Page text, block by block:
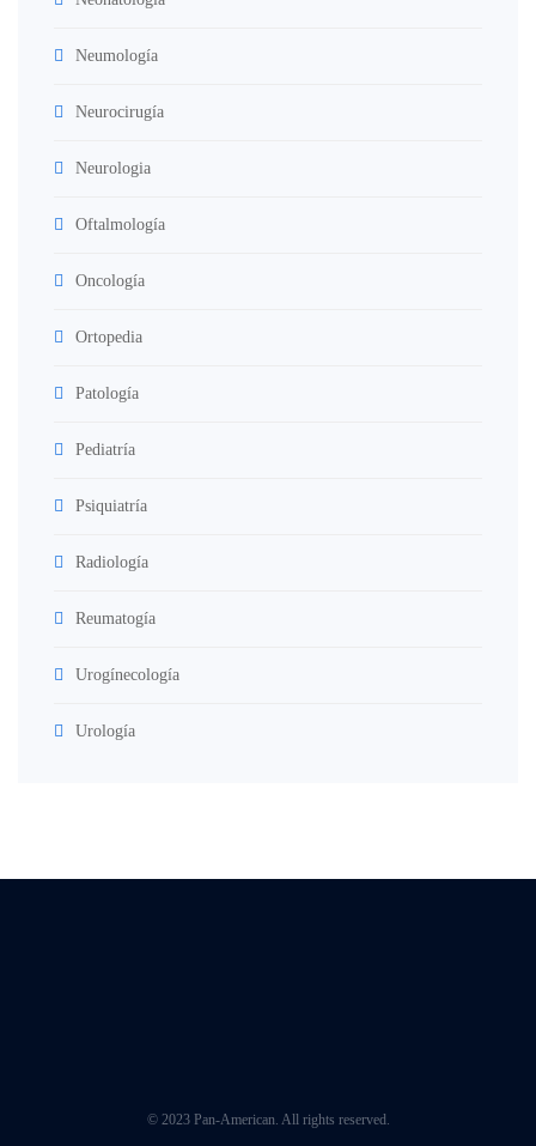
Neumología
Neurocirugía
Neurologia
Oftalmología
Oncología
Ortopedia
Patología
Pediatría
Psiquiatría
Radiología
Reumatogía
Urogínecología
Urología
© 2023 Pan-American. All rights reserved.